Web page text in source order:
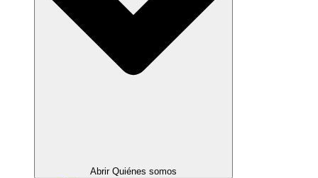
Abrir Quiénes somos